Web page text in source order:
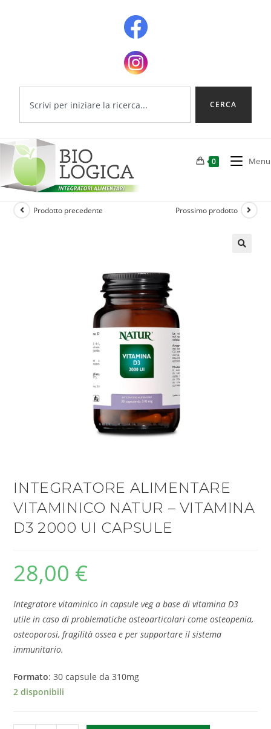
CERCA
0 Menu
Prodotto precedente Prossimo prodotto
INTEGRATORE ALIMENTARE
VITAMINICO NATUR – VITAMINA
D3 2000 UI CAPSULE
28,00 €
Integratore vitaminico in capsule veg a base di vitamina D3
utile in caso di problematiche osteoarticolari come osteopenia,
osteoporosi, fragilità ossea e per supportare il sistema
immunitario.
Formato: 30 capsule da 310mg
2 disponibili